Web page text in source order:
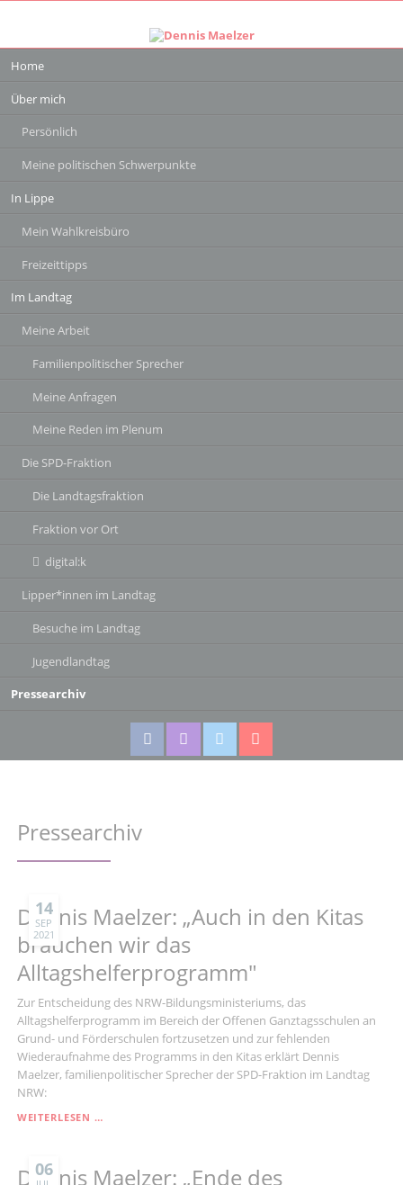
überspringen
Home
Über mich
Persönlich
Meine politischen Schwerpunkte
In Lippe
Mein Wahlkreisbüro
Freizeittipps
Im Landtag
Meine Arbeit
Familienpolitischer Sprecher
Meine Anfragen
Meine Reden im Plenum
Die SPD-Fraktion
Die Landtagsfraktion
Fraktion vor Ort
digital:k
Lipper*innen im Landtag
Besuche im Landtag
Jugendlandtag
Pressearchiv
Pressearchiv
14
SEP
2021
Dennis Maelzer: „Auch in den Kitas
brauchen wir das
Alltagshelferprogramm"
Zur Entscheidung des NRW-Bildungsministeriums, das
Alltagshelferprogramm im Bereich der Offenen Ganztagsschulen an
Grund- und Förderschulen fortzusetzen und zur fehlenden
Wiederaufnahme des Programms in den Kitas erklärt Dennis
Maelzer, familienpolitischer Sprecher der SPD-Fraktion im Landtag
NRW:
WEITERLESEN …DENNIS
DEN
06
Dennis Maelzer: „Ende des